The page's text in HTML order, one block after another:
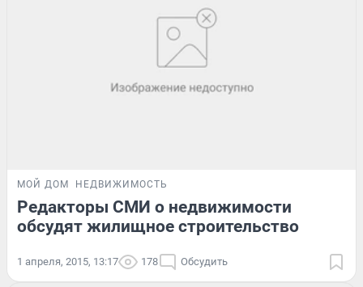
МОЙ ДОМ НЕДВИЖИМОСТЬ
Редакторы СМИ о недвижимости
обсудят жилищное строительство
1 апреля, 2015, 13:17 178 Обсудить